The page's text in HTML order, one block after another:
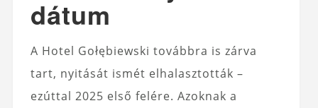
dátum
A Hotel Gołębiewski továbbra is zárva
tart, nyitását ismét elhalasztották –
ezúttal 2025 első felére. Azoknak a